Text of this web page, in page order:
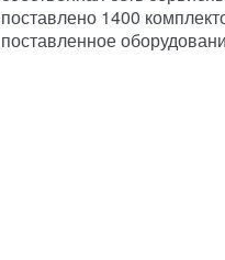
поставлено 1400
поставленное